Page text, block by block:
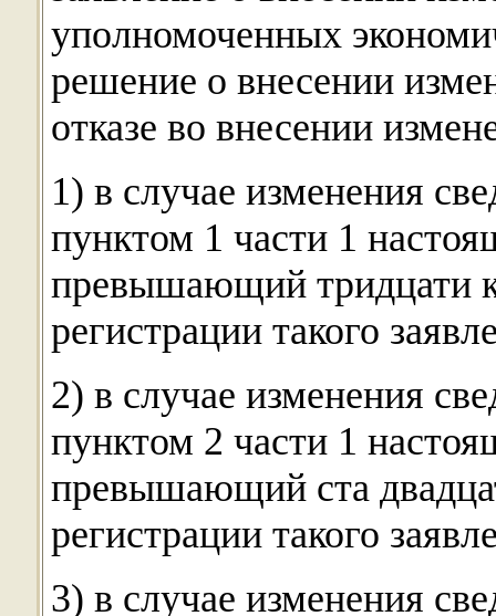
уполномоченных
решение о внесении
отказе во внесении
1) в случае изменения
пунктом 1 части 1
превышающий тридцати
регистрации такого
2) в случае изменения
пунктом 2 части 1
превышающий ста
регистрации такого
3) в случае изменения